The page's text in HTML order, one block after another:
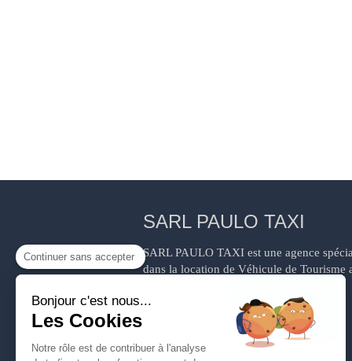
SARL PAULO TAXI
SARL PAULO TAXI est une agence
dans la location de Véhicule de Tourisme
MEILHAC.
Continuer sans accepter
Bonjour c'est nous...
Les Cookies
Notre rôle est de contribuer à l'analyse